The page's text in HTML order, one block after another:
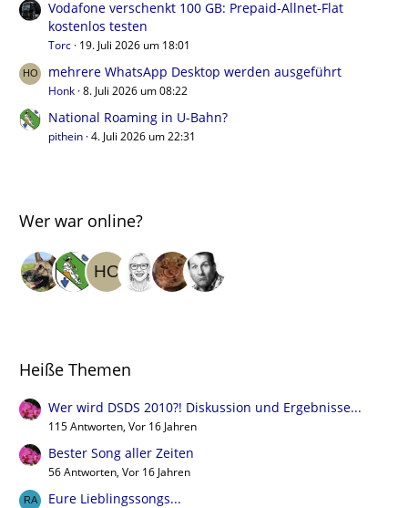
Vodafone verschenkt 100 GB: Prepaid-Allnet-Flat
kostenlos testen
Torc 19. Juli 2026 um 18:01
mehrere WhatsApp Desktop werden ausgeführt
Honk 8. Juli 2026 um 08:22
National Roaming in U-Bahn?
pithein 4. Juli 2026 um 22:31
Wer war online?
Heiße Themen
Wer wird DSDS 2010?! Diskussion und Ergebnisse...
115 Antworten, Vor 16 Jahren
Bester Song aller Zeiten
56 Antworten, Vor 16 Jahren
Eure Lieblingssongs...